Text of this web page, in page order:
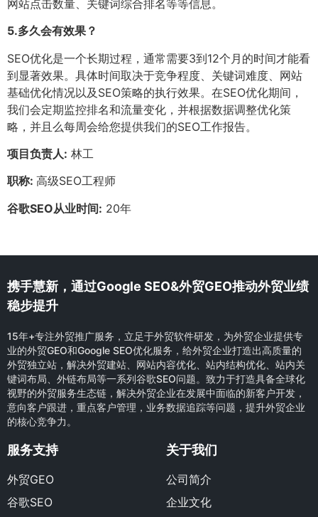
网站点击数量、关键词综合排名等等信息。
5.多久会有效果？
SEO优化是一个长期过程，通常需要3到12个月的时间才能看
到显著效果。具体时间取决于竞争程度、关键词难度、网站
基础优化情况以及SEO策略的执行效果。在SEO优化期间，
我们会定期监控排名和流量变化，并根据数据调整优化策
略，并且么每周会给您提供我们的SEO工作报告。
项目负责人: 林工
职称: 高级SEO工程师
谷歌SEO从业时间: 20年
携手慧新，通过Google SEO&外贸GEO推动外贸业绩
稳步提升
15年+专注外贸推广服务，立足于外贸软件研发，为外贸企业提供专
业的外贸GEO和Google SEO优化服务，给外贸企业打造出高质量的
外贸独立站，解决外贸建站、网站内容优化、站内结构优化、站内关
键词布局、外链布局等一系列谷歌SEO问题。致力于打造具备全球化
视野的外贸服务生态链，解决外贸企业在发展中面临的新客户开发，
意向客户跟进，重点客户管理，业务数据追踪等问题，提升外贸企业
的核心竞争力。
服务支持
外贸GEO
谷歌SEO
关于我们
公司简介
企业文化